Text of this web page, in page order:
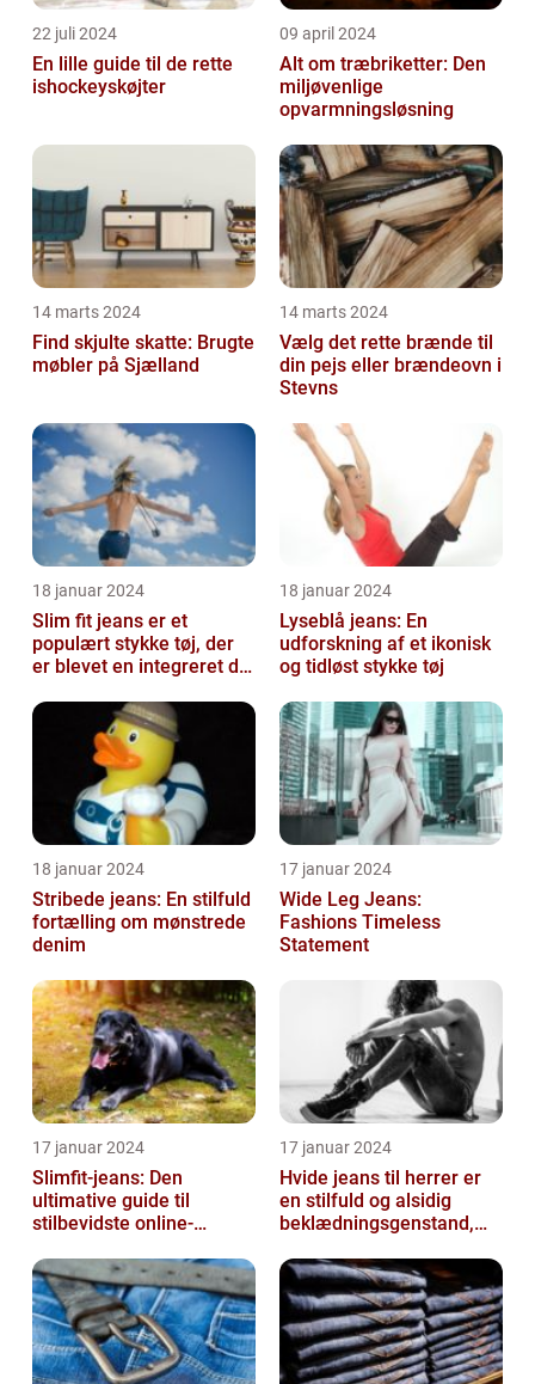
22 juli 2024
En lille guide til de rette
ishockeyskøjter
09 april 2024
Alt om træbriketter: Den
miljøvenlige
opvarmningsløsning
14 marts 2024
Find skjulte skatte: Brugte
møbler på Sjælland
14 marts 2024
Vælg det rette brænde til
din pejs eller brændeovn i
Stevns
18 januar 2024
Slim fit jeans er et
populært stykke tøj, der
er blevet en integreret del
garder...
18 januar 2024
Lyseblå jeans: En
udforskning af et ikonisk
og tidløst stykke tøj
18 januar 2024
Stribede jeans: En stilfuld
fortælling om mønstrede
denim
17 januar 2024
Wide Leg Jeans:
Fashions Timeless
Statement
17 januar 2024
Slimfit-jeans: Den
ultimative guide til
stilbevidste online-
17 januar 2024
Hvide jeans til herrer er
en stilfuld og alsidig
beklædningsgenstand,
r...